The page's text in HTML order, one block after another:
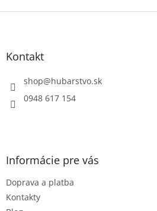
Z
Kontakt
shop@hubarstvo.sk
0948 617 154
Informácie pre vás
Doprava a platba
Kontakty